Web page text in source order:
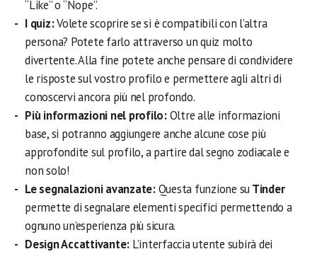
“Like” o “Nope”.
I quiz:Volete scoprire se si è compatibili con l’altra
persona? Potete farlo attraverso un quiz molto
divertente. Alla fine potete anche pensare di condividere
le risposte sul vostro profilo e permettere agli altri di
conoscervi ancora più nel profondo.
Più informazioni nel profilo:Oltre alle informazioni
base, si potranno aggiungere anche alcune cose più
approfondite sul profilo, a partire dal segno zodiacale e
non solo!
Le segnalazioni avanzate:Questa funzione suTinder
permette di segnalare elementi specifici permettendo a
ognuno un’esperienza più sicura.
Design Accattivante: L’interfaccia utente subirà dei